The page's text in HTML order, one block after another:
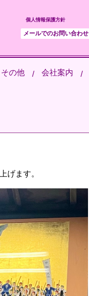
個人情報保護方針
メールでのお問い合わせ
その他 会社案内
げます。